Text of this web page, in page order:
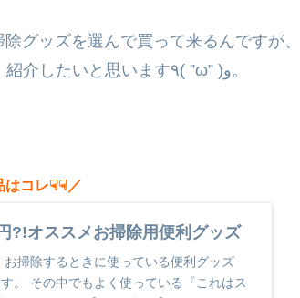
グッズを選んで買って来るんですが、
また今回、新たにGETしてきたお掃除グッズがあるので、紹介したいと思います٩( ”ω” )و。
はコレ☟☟／
?!オススメお掃除用便利グッズ
掃除するときに使っている便利グッズ
。 その中でもよく使っている『これはス